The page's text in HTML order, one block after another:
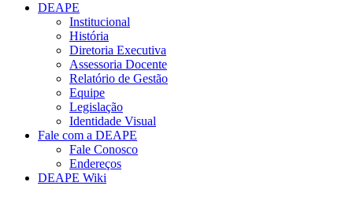
DEAPE
Institucional
História
Diretoria Executiva
Assessoria Docente
Relatório de Gestão
Equipe
Legislação
Identidade Visual
Fale com a DEAPE
Fale Conosco
Endereços
DEAPE Wiki